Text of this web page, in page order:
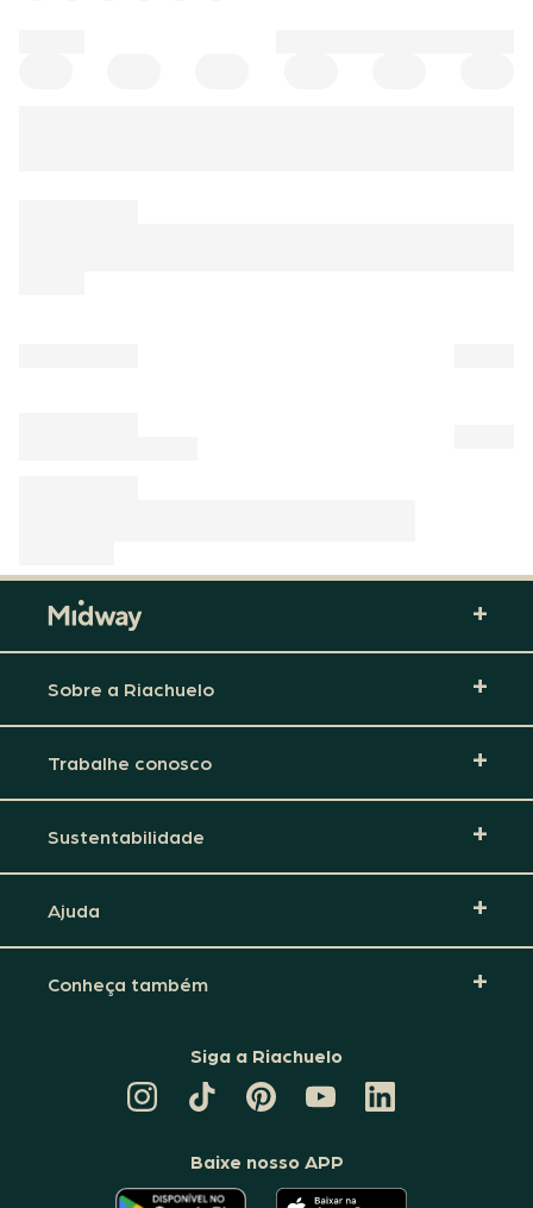
Sobre a Riachuelo
Trabalhe conosco
Sustentabilidade
Ajuda
Conheça também
Siga a Riachuelo
TIKTOK
DA
PINTEREST
DA
CANAL
DA
RIACHUELO
LINKEDIN
DA
Baixe nosso APP
O O